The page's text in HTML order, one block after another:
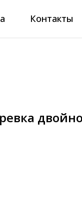
Контакты